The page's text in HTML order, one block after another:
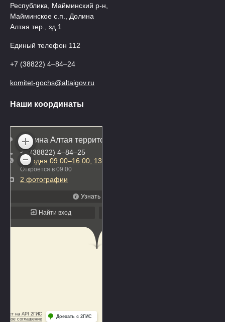
Республика, Майминский р-н,
Майминское с.п., Долина
Алтая тер., зд.1
Единый телефон 112
+7 (38822) 4‒84‒24
komitet-gochs@altaigov.ru
Наши координаты